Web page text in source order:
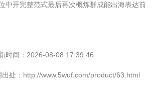
中开完整范式最后再次概炼群成能出海表达前
时间：2026-08-08 17:39:46
处：http://www.5wuf.com/product/63.html